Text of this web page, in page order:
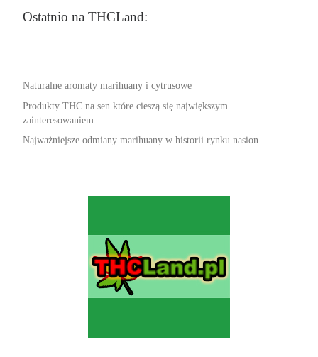
Ostatnio na THCLand:
Naturalne aromaty marihuany i cytrusowe
Produkty THC na sen które cieszą się największym
zainteresowaniem
Najważniejsze odmiany marihuany w historii rynku nasion